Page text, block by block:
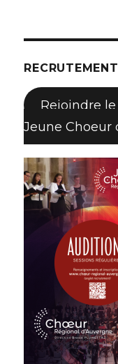
RECRUTEMENT
Rejoindre
Jeune Choeur